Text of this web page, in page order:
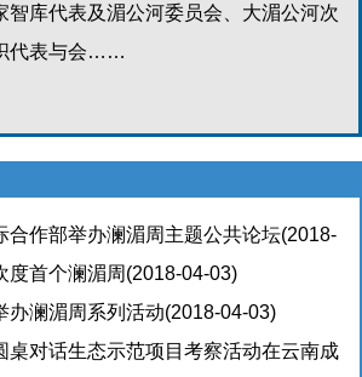
智库代表及湄公河委员会、大湄公河次
代表与会……
合作部举办澜湄周主题公共论坛(2018-
度首个澜湄周(2018-04-03)
办澜湄周系列活动(2018-04-03)
桌对话生态示范项目考察活动在云南成